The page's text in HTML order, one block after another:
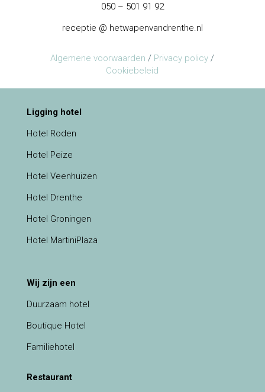
050 – 501 91 92
receptie @ hetwapenvandrenthe.nl
Algemene voorwaarden / Privacy policy /
Cookiebeleid
Ligging hotel
Hotel Roden
Hotel Peize
Hotel Veenhuizen
Hotel Drenthe
Hotel Groningen
Hotel MartiniPlaza
Wij zijn een
Duurzaam hotel
Boutique Hotel
Familiehotel
Restaurant